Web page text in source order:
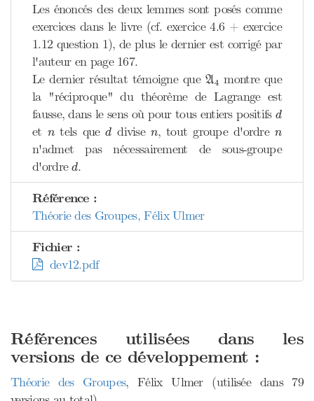
Les énoncés des deux lemmes sont posés comme
exercices dans le livre (cf. exercice 4.6 + exercice
1.12 question 1), de plus le dernier est corrigé par
l'auteur en page 167.
Le dernier résultat témoigne que A4
A
montre que
la "réciproque" du théorème de Lagrange est
fausse, dans le sens où pour tous entiers positifs d
d
et n
ntels qued
d divise n
n, tout groupe d'ordre n
n
n'admet pas nécessairement de sous-groupe
d'ordred
d.
Référence :
Théorie des Groupes, Félix Ulmer
Fichier :
dev12.pdf
Références utilisées dans les
versions de ce développement :
Théorie des Groupes, Félix Ulmer (utilisée dans 79